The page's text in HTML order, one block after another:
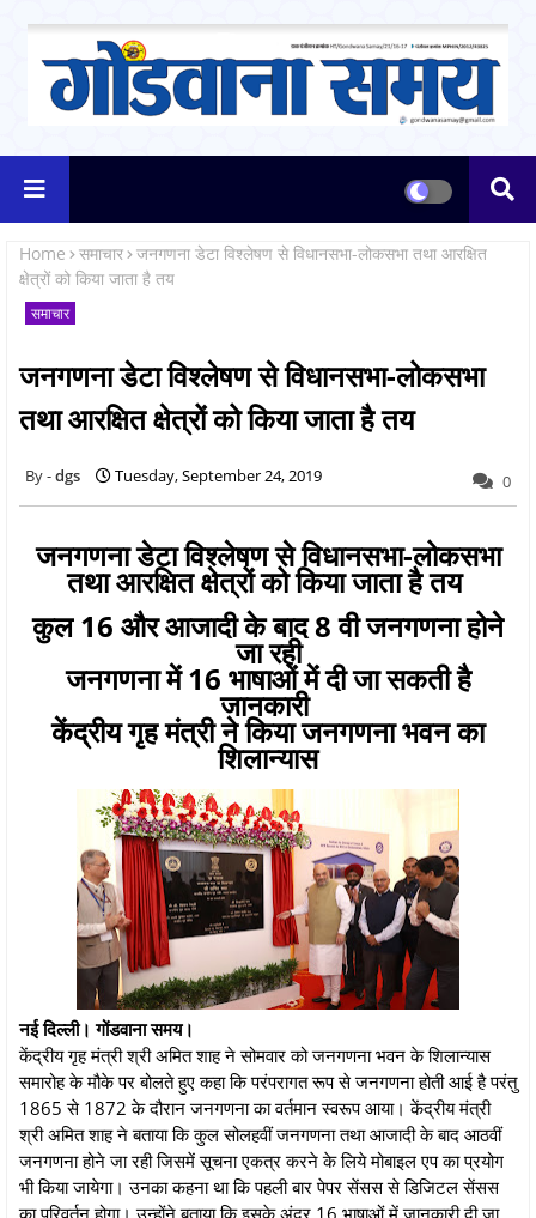
Home समाचार जनगणना डेटा विश्लेषण से विधानसभा-लोकसभा तथा आरक्षित
क्षेत्रों को किया जाता है तय
समाचार
जनगणना डेटा विश्लेषण से विधानसभा-लोकसभा
तथा आरक्षित क्षेत्रों को किया जाता है तय
dgs Tuesday, September 24, 2019 0
जनगणना डेटा विश्लेषण से विधानसभा-लोकसभा
तथा आरक्षित क्षेत्रों को किया जाता है तय
कुल 16 और आजादी के बाद 8 वी जनगणना होने
जा रही
जनगणना में 16 भाषाओं में दी जा सकती है
जानकारी
केंद्रीय गृह मंत्री ने किया जनगणना भवन का
शिलान्यास
नई दिल्ली। गोंडवाना समय।
केंद्रीय गृह मंत्री श्री अमित शाह ने सोमवार को जनगणना भवन के शिलान्यास
समारोह के मौके पर बोलते हुए कहा कि परंपरागत रूप से जनगणना होती आई है परंतु
1865 से 1872 के दौरान जनगणना का वर्तमान स्वरूप आया। केंद्रीय मंत्री
श्री अमित शाह ने बताया कि कुल सोलहवीं जनगणना तथा आजादी के बाद आठवीं
जनगणना होने जा रही जिसमें सूचना एकत्र करने के लिये मोबाइल एप का प्रयोग
भी किया जायेगा। उनका कहना था कि पहली बार पेपर सेंसस से डिजिटल सेंसस
का परिवर्तन होगा। उन्होंने बताया कि इसके अंदर 16 भाषाओं में जानकारी दी जा